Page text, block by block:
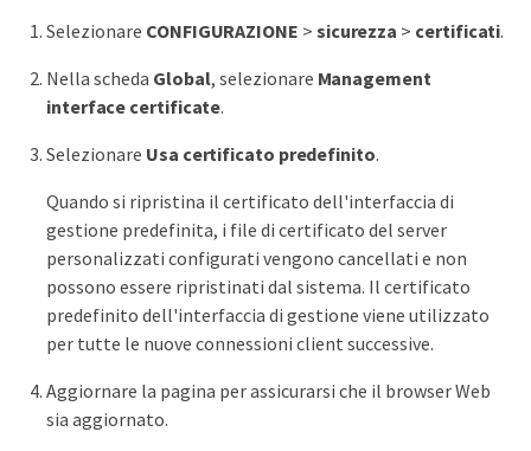
Selezionare CONFIGURAZIONE > sicurezza > certificati.
Nella scheda Global, selezionare Management
interface certificate.
Selezionare Usa certificato predefinito.
Quando si ripristina il certificato dell'interfaccia di
gestione predefinita, i file di certificato del server
personalizzati configurati vengono cancellati e non
possono essere ripristinati dal sistema. Il certificato
predefinito dell'interfaccia di gestione viene utilizzato
per tutte le nuove connessioni client successive.
Aggiornare la pagina per assicurarsi che il browser Web
sia aggiornato.